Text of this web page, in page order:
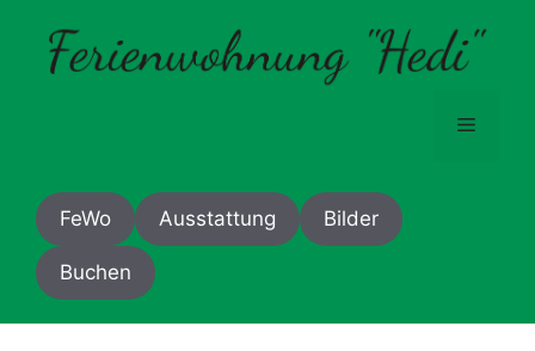
Inhalt
springen
Menü
FeWo Ausstattung Bilder
Buchen